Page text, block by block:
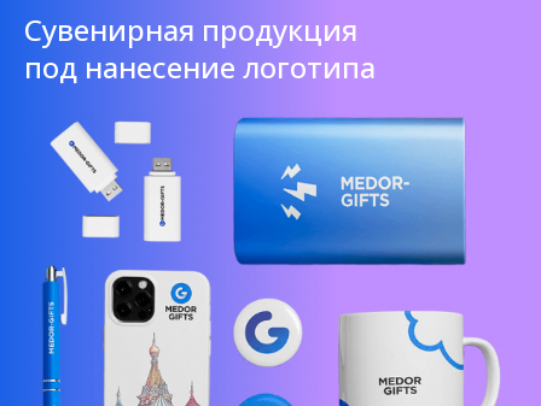
Cувенирная продукция
под нанесение логотипа